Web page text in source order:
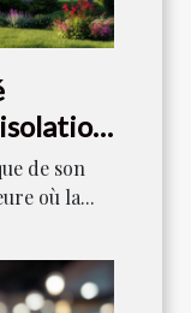
de son
où la...